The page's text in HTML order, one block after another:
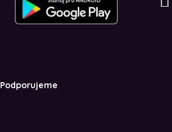
Podporujeme